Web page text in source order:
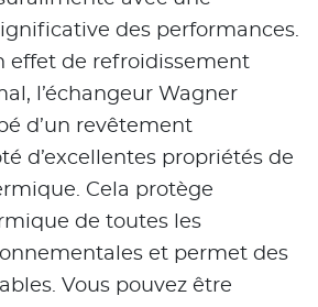
des performances.
effet de refroidissement
l’échangeur Wagner
d’un revêtement
d’excellentes propriétés de
Cela protège
de toutes les
et permet des
Vous pouvez être